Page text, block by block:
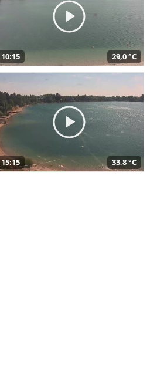
10:15 29,0 °C
15:15 33,8 °C